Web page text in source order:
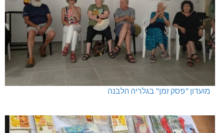
מועדון "פסק זמן" בגלריה הלבנה